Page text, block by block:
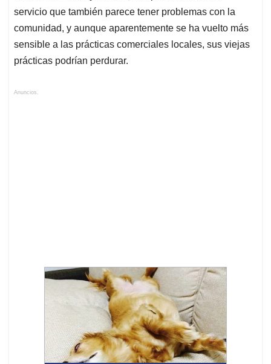
servicio que también parece tener problemas con la
comunidad, y aunque aparentemente se ha vuelto más
sensible a las prácticas comerciales locales, sus viejas
prácticas podrían perdurar.
Anuncios.